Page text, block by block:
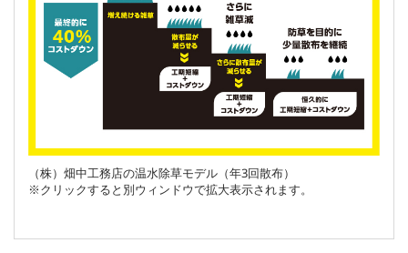
（株）畑中工務店の温水除草モデル（年3回散布）
※クリックすると別ウィンドウで拡大表示されます。